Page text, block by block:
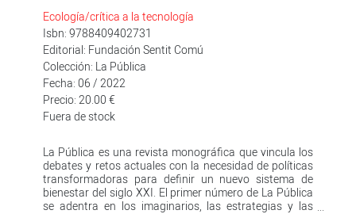
Ecología/crítica a la tecnología
Isbn: 9788409402731
Editorial: Fundación Sentit Comú
Colección: La Pública
Fecha: 06 / 2022
Precio: 20.00 €
Fuera de stock
La Pública es una revista monográfica que vincula los
debates y retos actuales con la necesidad de políticas
transformadoras para definir un nuevo sistema de
bienestar del siglo XXI. El primer número de La Pública
se adentra en los imaginarios, las estrategias y las